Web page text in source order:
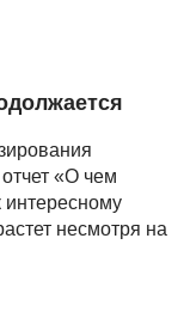
«О чем
несмотря на